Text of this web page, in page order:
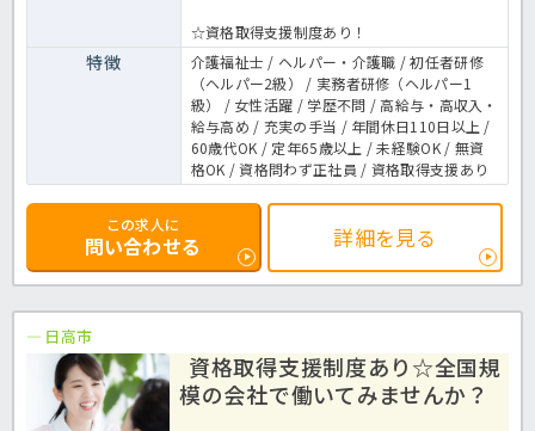
☆資格取得支援制度あり！
特徴
介護福祉士 / ヘルパー・介護職 / 初任者研修
（ヘルパー2級） / 実務者研修（ヘルパー1
級） / 女性活躍 / 学歴不問 / 高給与・高収入・
給与高め / 充実の手当 / 年間休日110日以上 /
60歳代OK / 定年65歳以上 / 未経験OK / 無資
格OK / 資格問わず正社員 / 資格取得支援あり
この求人に
問い合わせる 詳細を見る
日高市
資格取得支援制度あり☆全国規
模の会社で働いてみませんか？